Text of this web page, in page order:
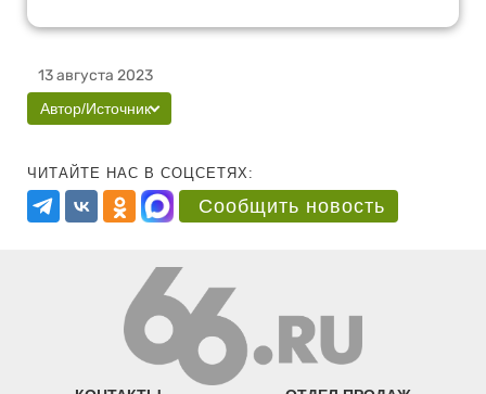
13 августа 2023
Автор/Источник
ЧИТАЙТЕ НАС В СОЦСЕТЯХ:
Сообщить новость